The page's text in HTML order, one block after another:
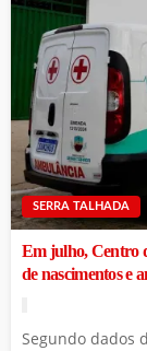
SERRA TALHADA
Em julho, Centro
de nascimentos e
Segundo dados